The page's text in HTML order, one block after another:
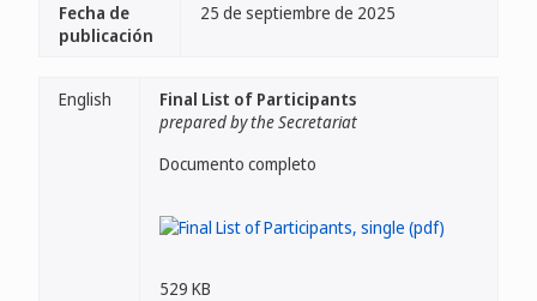
Fecha de
publicación
25 de septiembre de 2025
English
Final List of Participants
prepared by the Secretariat
Documento completo
529 KB